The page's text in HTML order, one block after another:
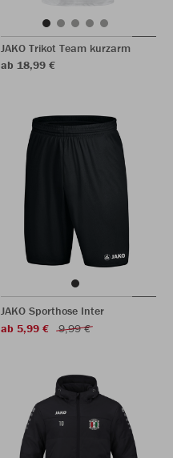
JAKO Trikot Team kurzarm
ab 18,99 €
JAKO Sporthose Inter
ab 5,99 €
9,99 €